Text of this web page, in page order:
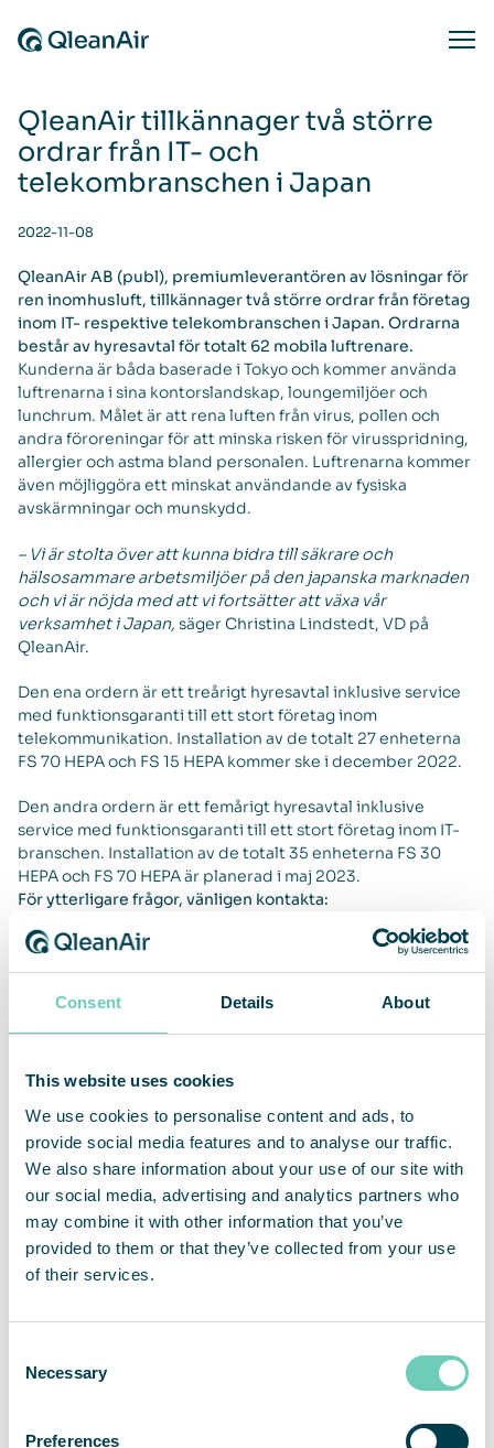
Consent Details About
This website uses cookies
We use cookies to personalise content and ads, to
provide social media features and to analyse our traffic.
We also share information about your use of our site with
our social media, advertising and analytics partners who
may combine it with other information that you’ve
provided to them or that they’ve collected from your use
of their services.
Selection
Necessary
Preferences
QleanAir tillkännager två större
ordrar från IT- och
telekombranschen i Japan
2022-11-08
QleanAir AB (publ), premiumleverantören av lösningar för
ren inomhusluft, tillkännager två större ordrar från företag
inom IT- respektive telekombranschen i Japan. Ordrarna
består av hyresavtal för totalt 62 mobila luftrenare.
Kunderna är båda baserade i Tokyo och kommer använda
luftrenarna i sina kontorslandskap, loungemiljöer och
lunchrum. Målet är att rena luften från virus, pollen och
andra föroreningar för att minska risken för virusspridning,
allergier och astma bland personalen. Luftrenarna kommer
även möjliggöra ett minskat användande av fysiska
avskärmningar och munskydd.
– Vi är stolta över att kunna bidra till säkrare och
hälsosammare arbetsmiljöer på den japanska marknaden
och vi är nöjda med att vi fortsätter att växa vår
verksamhet i Japan, säger Christina Lindstedt, VD på
QleanAir.
Den ena ordern är ett treårigt hyresavtal inklusive service
med funktionsgaranti till ett stort företag inom
telekommunikation. Installation av de totalt 27 enheterna
FS 70 HEPA och FS 15 HEPA kommer ske i december 2022.
Den andra ordern är ett femårigt hyresavtal inklusive
service med funktionsgaranti till ett stort företag inom IT-
branschen. Installation av de totalt 35 enheterna FS 30
HEPA och FS 70 HEPA är planerad i maj 2023.
För ytterligare frågor, vänligen kontakta:
Christina Lindstedt, VD
E-postchristina.lindstedt@qleanair.com
Mobil +46 70 677 28 77
Om QleanAir
inom marknaden för luftrening av inomhusmiljöer. Bolagets
affärsmodell baseras på uthyrning av modulbaserade
lösningar med ett fullserviceerbjudande. QleanAirs
lösningar är utvecklade på filterteknologi som fångar,
filtrerar och recirkulerar inomhusluft. Bolaget har över 11
000 installerade enheter hos över 3 000 kunder inom
marknaderna för EMEA, APAC och Americas. För helåret
2021 hade QleanAir en nettoomsättning om 450 Mkr och
justerad rörelsemarginal uppgick till 18,5 procent. QleanAir
Se mer information på hemsidan